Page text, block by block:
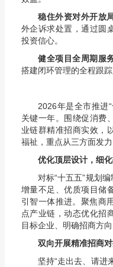
稳住外资对外开放
外企诉求处置，通过圆
投资信心。
健全项目全周期服
搭建闭环管理的全程跟踪
2026年是全市推进
关键一年。围绕促消费
业链群精准招商实效，
福祉，重点从三方面发力
优化顶层设计，细
对标“十五五”规划
增量不足、优质项目储
引智一体推进。聚焦商
点产业链，动态优化招
目标企业、明确招商方向
双向开展精准招商
坚持“走出去、请进